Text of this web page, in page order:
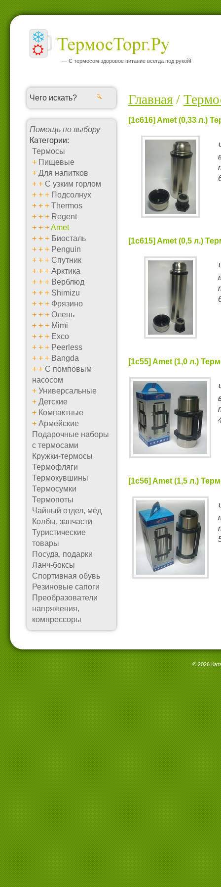
— С термосом здоровое питание всегда под рукой!
Помощь по выбору
Категории:
Термосы
+ Пищевые
+ Для напитков
+ + С узким горлом
+ + + Подсолнух
+ + + Thermos
+ + + Regent
+ + +Amet
+ + + Биосталь
+ + + Penguin
+ + + Спутник
+ + + Арктика
+ + + Верблюд
+ + + Shimizu
+ + + Фрязино
+ + + Олень
+ + + Mimi
+ + + Exco
+ + + Peerless
+ + + Bangda
+ + С помповым
насосом
+ Универсальные
+ Детские
+ Компактные
+ Армейские
Подарочные наборы
с термосами
Кружки-термосы
Термофляги
Термокувшины
Термосумки
Термопоты
Чайный отдел, мёд
Колбы, запчасти
Туристические
товары
Посуда, подарки
Ланч-боксы
Спортивная обувь
Резиновые сапоги
Преобразователи
напряжения,
компрессоры
Главная /
[1c616] Amet (0,33 л.)
[1c615] Amet (0,5 л.)
[1c55] Amet (1,0 л.)
[1c56] Amet (1,5 л.)
© 2026